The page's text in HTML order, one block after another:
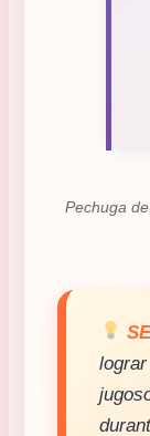
Pechuga